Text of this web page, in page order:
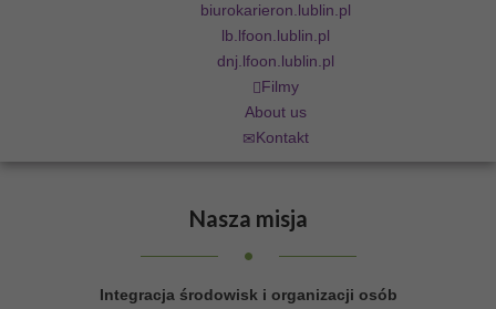
biurokarieron.lublin.pl
lb.lfoon.lublin.pl
dnj.lfoon.lublin.pl
Filmy
About us
Kontakt
Nasza misja
Integracja środowisk i organizacji osób